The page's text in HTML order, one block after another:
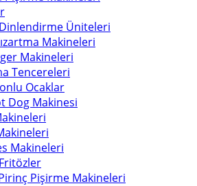
Üniteleri
Makineleri
Makineleri
Tencereleri
Ocaklar
Dog Makinesi
Makineleri
Fritözler
Pişirme Makineleri